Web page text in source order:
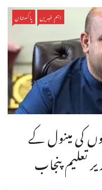
اہم خبریں پاکستان
کی مینول کے
تعلیم پنجاب